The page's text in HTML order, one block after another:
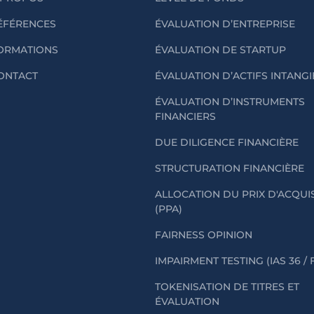
ÉVALUATION D’ENTREPRISE
ÉVALUATION DE STARTUP
ÉVALUATION D’ACTIFS
ÉVALUATION D’INSTRUMENTS
FINANCIERS
DUE DILIGENCE FINANCIÈRE
STRUCTURATION FINANCIÈRE
ALLOCATION DU PRIX
(PPA)
FAIRNESS OPINION
IMPAIRMENT TESTING (IAS 36 /
TOKENISATION DE TITRES ET
ÉVALUATION